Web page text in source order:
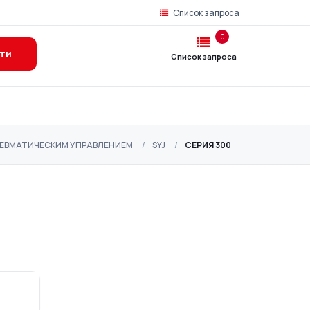
Список запроса
Список запроса
0
УПРАВЛЕНИЕМ SYJ СЕРИЯ 300